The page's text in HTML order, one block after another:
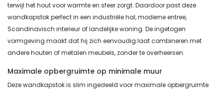
terwijl het hout voor warmte en sfeer zorgt. Daardoor past deze
wandkapstok perfect in een industriële hal, moderne entree,
Scandinavisch interieur of landelijke woning. De ingetogen
vormgeving maakt dat hij zich eenvoudig laat combineren met
andere houten of metalen meubels, zonder te overheersen.
Maximale opbergruimte op minimale muur
Deze wandkapstok is slim ingedeeld voor maximale opbergruimte